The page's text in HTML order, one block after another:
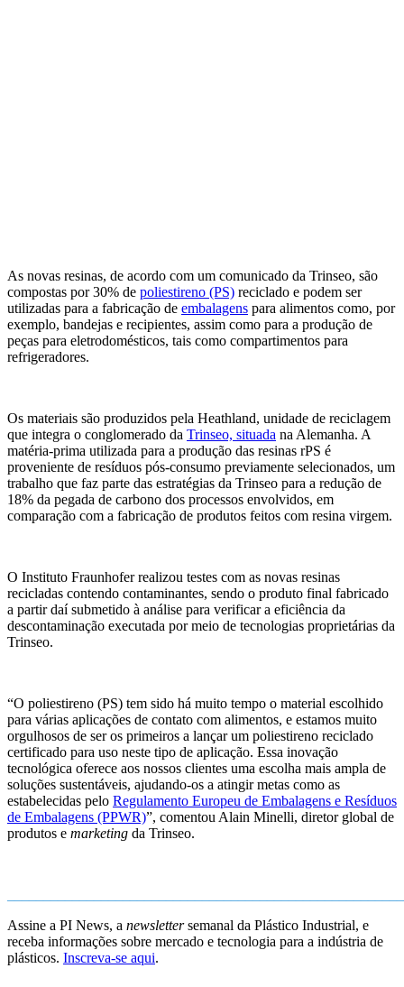
As novas resinas, de acordo com um comunicado da Trinseo, são
compostas por 30% de poliestireno (PS) reciclado e podem ser
utilizadas para a fabricação de embalagens para alimentos como, por
exemplo, bandejas e recipientes, assim como para a produção de
peças para eletrodomésticos, tais como compartimentos para
refrigeradores.
Os materiais são produzidos pela Heathland, unidade de reciclagem
que integra o conglomerado da Trinseo, situada na Alemanha. A
matéria-prima utilizada para a produção das resinas rPS é
proveniente de resíduos pós-consumo previamente selecionados, um
trabalho que faz parte das estratégias da Trinseo para a redução de
18% da pegada de carbono dos processos envolvidos, em
comparação com a fabricação de produtos feitos com resina virgem.
O Instituto Fraunhofer realizou testes com as novas resinas
recicladas contendo contaminantes, sendo o produto final fabricado
a partir daí submetido à análise para verificar a eficiência da
descontaminação executada por meio de tecnologias proprietárias da
Trinseo.
“O poliestireno (PS) tem sido há muito tempo o material escolhido
para várias aplicações de contato com alimentos, e estamos muito
orgulhosos de ser os primeiros a lançar um poliestireno reciclado
certificado para uso neste tipo de aplicação. Essa inovação
tecnológica oferece aos nossos clientes uma escolha mais ampla de
soluções sustentáveis, ajudando-os a atingir metas como as
estabelecidas pelo Regulamento Europeu de Embalagens e Resíduos
de Embalagens (PPWR)”, comentou Alain Minelli, diretor global de
produtos e marketing da Trinseo.
Assine a PI News, a newslettersemanal da Plástico Industrial, e
receba informações sobre mercado e tecnologia para a indústria de
plásticos. Inscreva-se aqui.